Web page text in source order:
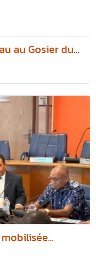
au Gosier du...